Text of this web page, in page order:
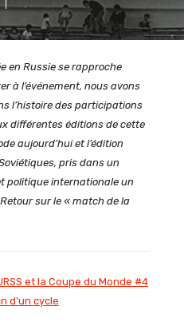
en Russie se rapproche
à l’événement, nous avons
l’histoire des participations
différentes éditions de cette
aujourd’hui et l’édition
pris dans un
politique internationale un
sur le « match de la
et la Coupe du Monde #4
d’un cycle